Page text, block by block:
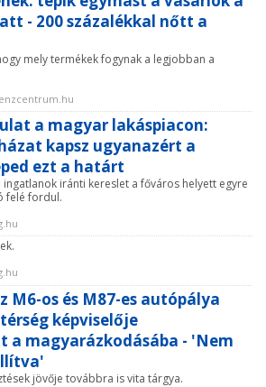
- 200 százalékkal nőtt a
mely termékek fogynak a legjobban a
a magyar lakáspiacon:
kapsz ugyanazért a
ezt a határt
iránti kereslet a főváros helyett egyre
felé fordul.
M6-os és M87-es autópálya
képviselője
a magyarázkodásába - 'Nem
jövője továbbra is vita tárgya.